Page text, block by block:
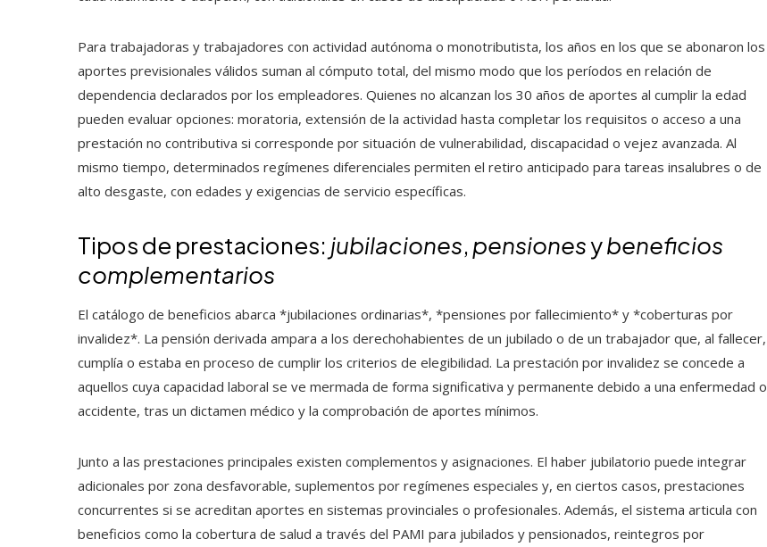
Para trabajadoras y trabajadores con actividad autónoma o monotributista, los años en los que se abonaron los
aportes previsionales válidos suman al cómputo total, del mismo modo que los períodos en relación de
dependencia declarados por los empleadores. Quienes no alcanzan los 30 años de aportes al cumplir la edad
pueden evaluar opciones: moratoria, extensión de la actividad hasta completar los requisitos o acceso a una
prestación no contributiva si corresponde por situación de vulnerabilidad, discapacidad o vejez avanzada. Al
mismo tiempo, determinados regímenes diferenciales permiten el retiro anticipado para tareas insalubres o de
alto desgaste, con edades y exigencias de servicio específicas.
Tipos de prestaciones: jubilaciones, pensionesybeneficios
complementarios
El catálogo de beneficios abarca *jubilaciones ordinarias*, *pensiones por fallecimiento* y *coberturas por
invalidez*. La pensión derivada ampara a los derechohabientes de un jubilado o de un trabajador que, al fallecer,
cumplía o estaba en proceso de cumplir los criterios de elegibilidad. La prestación por invalidez se concede a
aquellos cuya capacidad laboral se ve mermada de forma significativa y permanente debido a una enfermedad o
accidente, tras un dictamen médico y la comprobación de aportes mínimos.
Junto a las prestaciones principales existen complementos y asignaciones. El haber jubilatorio puede integrar
adicionales por zona desfavorable, suplementos por regímenes especiales y, en ciertos casos, prestaciones
concurrentes si se acreditan aportes en sistemas provinciales o profesionales. Además, el sistema articula con
beneficios como la cobertura de salud a través del PAMI para jubilados y pensionados, reintegros por